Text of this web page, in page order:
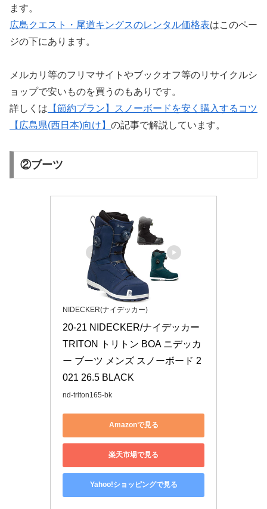
ます。
広島クエスト・尾道キングスのレンタル価格表はこのペー
ジの下にあります。
メルカリ等のフリマサイトやブックオフ等のリサイクルシ
ョップで安いものを買うのもありです。
詳しくは 【節約プラン】スノーボードを安く購入するコツ
【広島県(西日本)向け】 の記事で解説しています。
②ブーツ
NIDECKER(ナイデッカー)
20-21 NIDECKER/ナイデッカー
TRITON トリトン BOA ニデッカ
ー ブーツ メンズ スノーボード 2
021 26.5 BLACK
nd-triton165-bk
Amazonで見る
楽天市場で見る
Yahoo!ショッピングで見る